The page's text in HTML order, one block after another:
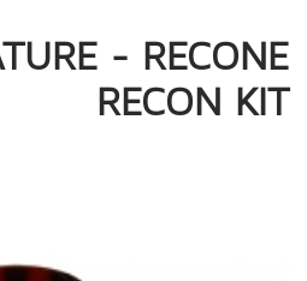
- RECONE
RECON KIT